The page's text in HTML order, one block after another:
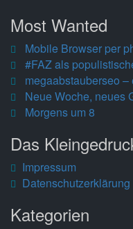
Most Wanted
Mobile Browser per
#FAZ als
megaabstauberseo
Neue Woche, neues
Morgens um 8
Das
Impressum
Datenschutzerklärung
Kategorien